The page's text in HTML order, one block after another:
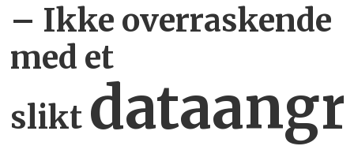
– Ikke overraskende
med et
slikt